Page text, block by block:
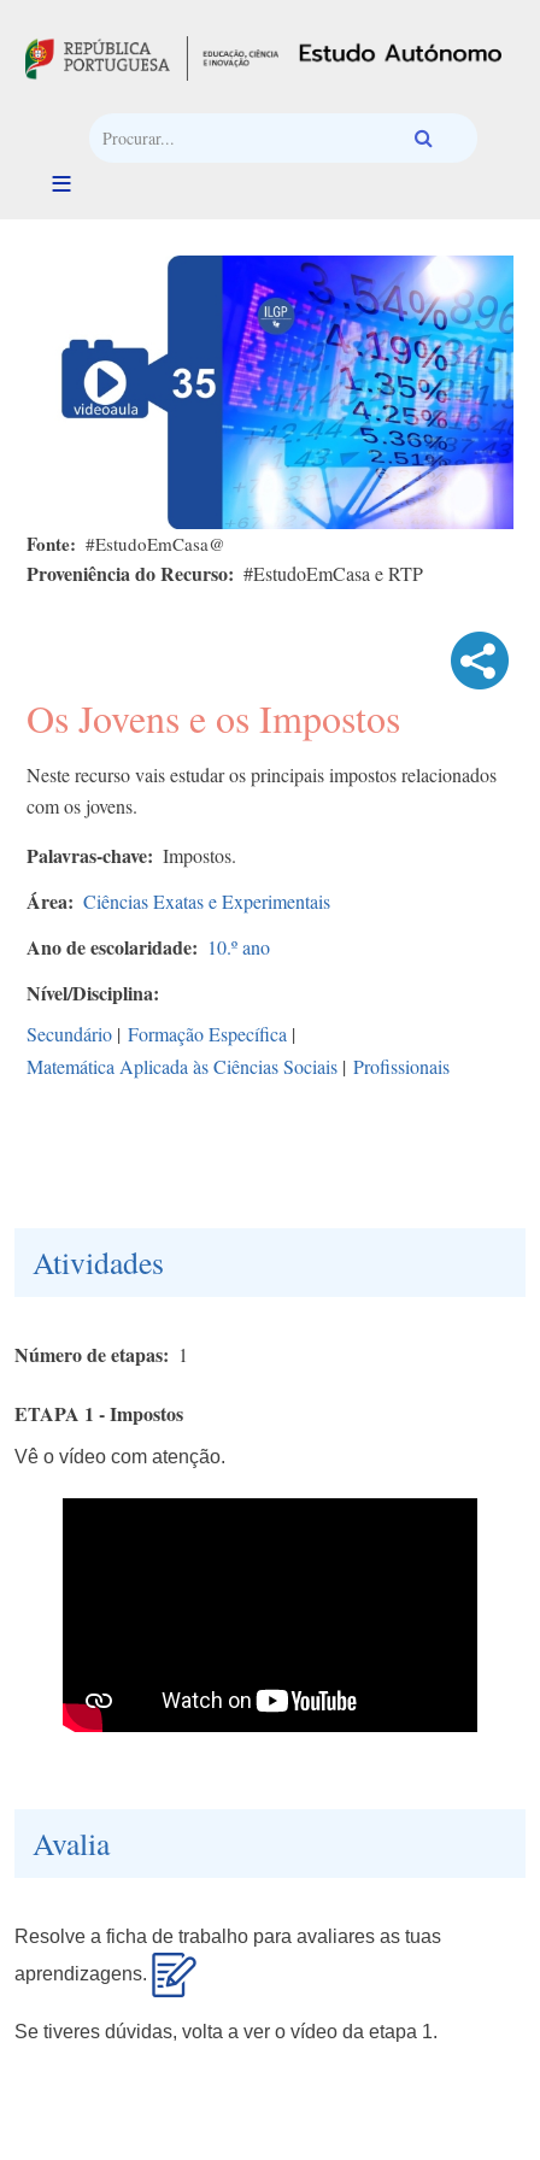
Fonte #EstudoEmCasa@
Proveniência do Recurso #EstudoEmCasa e RTP
Os Jovens e os Impostos
Neste recurso vais estudar os principais impostos relacionados
com os jovens.
Palavras-chave Impostos.
Área Ciências Exatas e Experimentais
Ano de escolaridade 10.º ano
Nível/Disciplina
Secundário | Formação Específica |
Matemática Aplicada às Ciências Sociais | Profissionais
Atividades
Número de etapas 1
ETAPA 1 - Impostos
Vê o vídeo com atenção.
Avalia
Resolve a ficha de trabalho para avaliares as tuas
aprendizagens.
Se tiveres dúvidas, volta a ver o vídeo da etapa 1.